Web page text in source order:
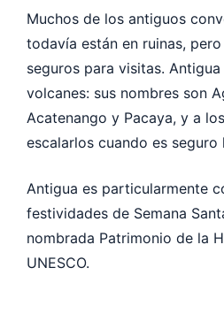
Muchos de los antiguos
todavía están en ruinas,
seguros para visitas.
volcanes: sus nombres son
Acatenango y Pacaya, y a
escalarlos cuando es seguro
Antigua es particularmente
festividades de Semana
nombrada Patrimonio de la
UNESCO.